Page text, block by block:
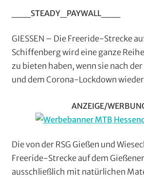
___STEADY_PAYWALL___
GIESSEN – Die Freeride-Strecke
Schiffenberg wird eine ganze
zu bieten haben, wenn sie nach
und dem Corona-Lockdown
ANZEIGE/
Die von der RSG Gießen und
Freeride-Strecke auf dem
ausschließlich mit natürlichen